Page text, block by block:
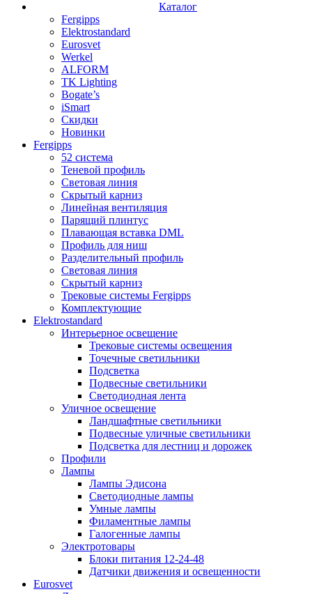
Каталог
Fergipps
Elektrostandard
Eurosvet
Werkel
ALFORM
TK Lighting
Bogate’s
iSmart
Скидки
Новинки
Fergipps
52 система
Теневой профиль
Световая линия
Скрытый карниз
Линейная вентиляция
Парящий плинтус
Плавающая вставка DML
Профиль для ниш
Разделительный профиль
Световая линия
Скрытый карниз
Трековые системы Fergipps
Комплектующие
Elektrostandard
Интерьерное освещение
Трековые системы освещения
Точечные светильники
Подсветка
Подвесные светильники
Светодиодная лента
Уличное освещение
Ландшафтные светильники
Подвесные уличные светильники
Подсветка для лестниц и дорожек
Профили
Лампы
Лампы Эдисона
Светодиодные лампы
Умные лампы
Филаментные лампы
Галогенные лампы
Электротовары
Блоки питания 12-24-48
Датчики движения и освещенности
Eurosvet